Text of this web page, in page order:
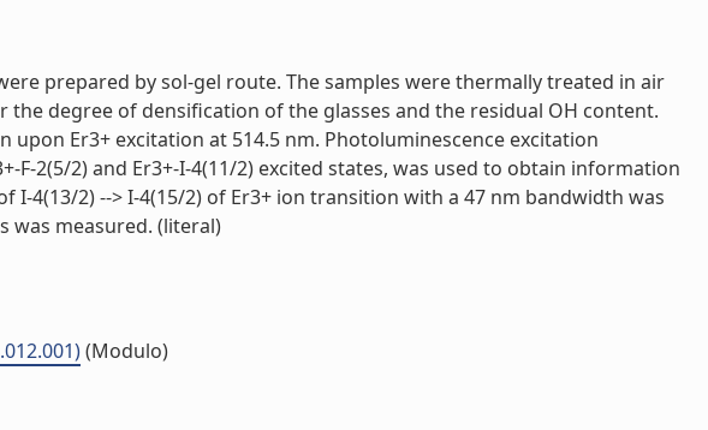
prepared by sol-gel route. The samples were thermally treated in air
the degree of densification of the glasses and the residual OH content.
Er3+ excitation at 514.5 nm. Photoluminescence excitation
2(5/2) and Er3+-I-4(11/2) excited states, was used to obtain information
4(13/2) --> I-4(15/2) of Er3+ ion transition with a 47 nm bandwidth was
was measured. (literal)
(Modulo)